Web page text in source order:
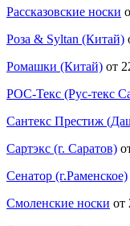
Рассказовские носки
Роза & Syltan (Китай)
Ромашки (Китай) от
РОС-Текс (Рус-текс
Сантекс Престиж
Сартэкс (г. Саратов)
Сенатор (г.Раменское)
Смоленские носки от